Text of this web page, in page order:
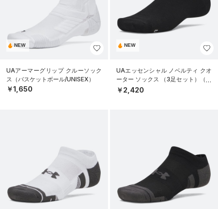
NEW
UAアーマーグリップ クルーソック
ス（バスケットボール/UNISEX）
￥1,650
NEW
UAエッセンシャル ノベルティ クオ
ーター ソックス （3足セット）（ラ
イフスタイル/UNISEX）
￥2,420